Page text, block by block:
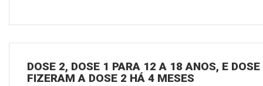
DOSE 2, DOSE 1 PARA 12 A 18 ANOS, E
FIZERAM A DOSE 2 HÁ 4 MESES